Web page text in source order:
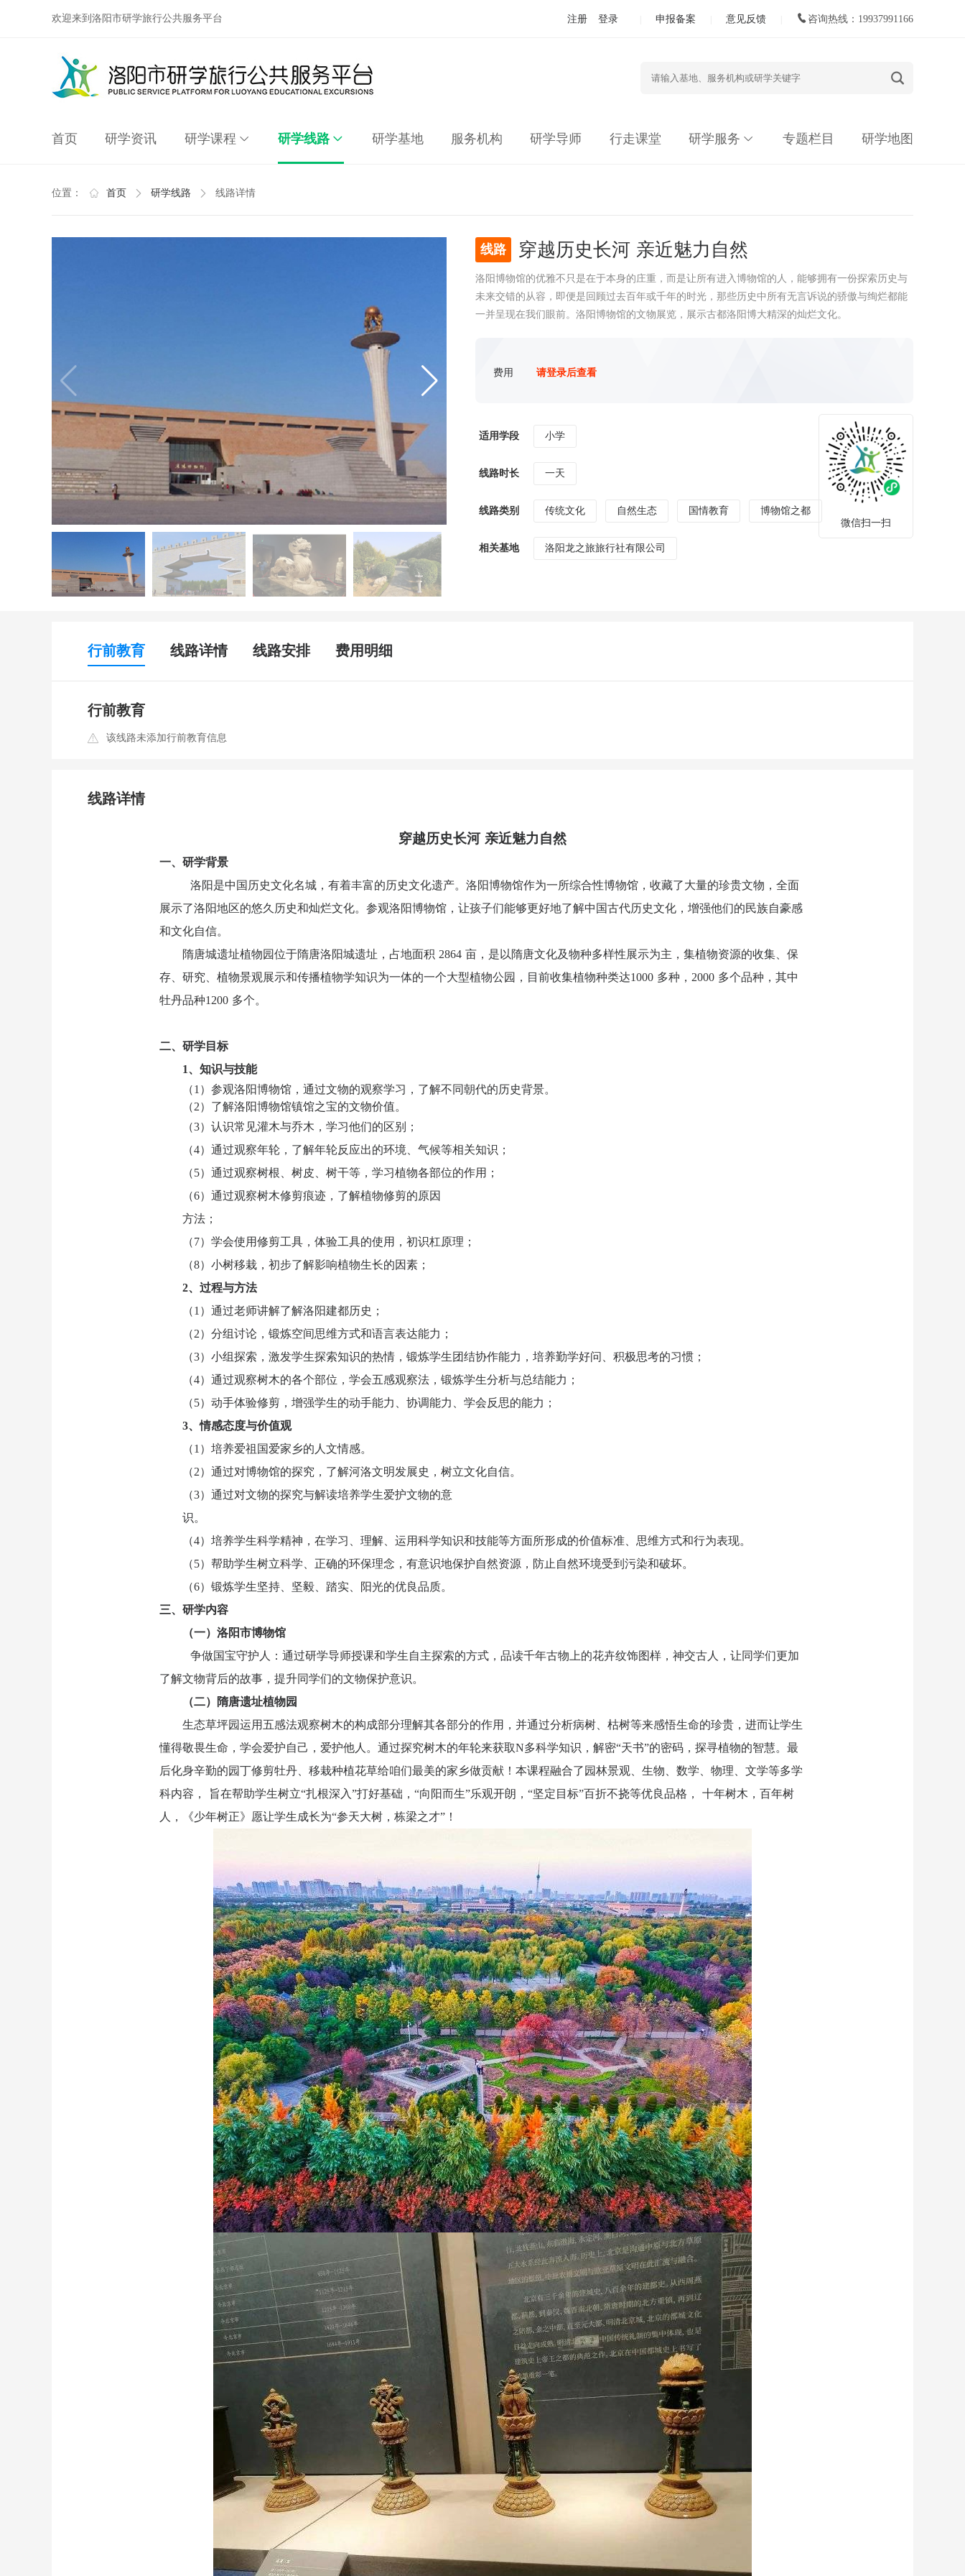
欢迎来到洛阳市研学旅行公共服务平台 注册 登录 申报备案 意见反馈 咨询热线：19937991166
首页 研学资讯 研学课程 研学线路 研学基地 服务机构 研学导师 行走课堂 研学服务 专题栏目 研学地图
位置： 首页 研学线路 线路详情
线路 穿越历史长河 亲近魅力自然
洛阳博物馆的优雅不只是在于本身的庄重，而是让所有进入博物馆的人，能够拥有一份探索历史与
未来交错的从容，即便是回顾过去百年或千年的时光，那些历史中所有无言诉说的骄傲与绚烂都能
一并呈现在我们眼前。洛阳博物馆的文物展览，展示古都洛阳博大精深的灿烂文化。
费用 请登录后查看
适用学段 小学
线路时长 一天
线路类别 传统文化 自然生态 国情教育 博物馆之都
相关基地 洛阳龙之旅旅行社有限公司
微信扫一扫
行前教育 线路详情 线路安排 费用明细
行前教育
该线路未添加行前教育信息
线路详情
穿越历史长河 亲近魅力自然
一、研学背景
洛阳是中国历史文化名城，有着丰富的历史文化遗产。洛阳博物馆作为一所综合性博物馆，收藏了大量的珍贵文物，全面
展示了洛阳地区的悠久历史和灿烂文化。参观洛阳博物馆，让孩子们能够更好地了解中国古代历史文化，增强他们的民族自豪感
和文化自信。
隋唐城遗址植物园位于隋唐洛阳城遗址，占地面积 2864 亩，是以隋唐文化及物种多样性展示为主，集植物资源的收集、保
存、研究、植物景观展示和传播植物学知识为一体的一个大型植物公园，目前收集植物种类达1000 多种，2000 多个品种，其中
牡丹品种1200 多个。
二、研学目标
1、 知识与技能
（1 ）参观洛阳博物馆，通过文物的观察学习，了解不同朝代的历史背景。
（2）了解洛阳博物馆镇馆之宝的文物价值。
（3）认识常见灌木与乔木，学习他们的区别；
（4）通过观察年轮，了解年轮反应出的环境、气候等相关知识；
（5）通过观察树根、树皮、树干等，学习植物各部位的作用；
（6）通过观察树木修剪痕迹，了解植物修剪的原因
方法；
（7）学会使用修剪工具，体验工具的使用，初识杠原理；
（8）小树移栽，初步了解影响植物生长的因素；
2、过程与方法
（1 ）通过老师讲解了解洛阳建都历史；
（2）分组讨论，锻炼空间思维方式和语言表达能力；
（3）小组探索，激发学生探索知识的热情，锻炼学生团结协作能力，培养勤学好问、积极思考的习惯；
（4）通过观察树木的各个部位，学会五感观察法，锻炼学生分析与总结能力；
（5）动手体验修剪，增强学生的动手能力、协调能力、学会反思的能力；
3、情感态度与价值观
（1 ）培养爱祖国爱家乡的人文情感。
（2）通过对博物馆的探究，了解河洛文明发展史，树立文化自信。
（3）通过对文物的探究与解读培养学生爱护文物的意
识。
（4）培养学生科学精神，在学习、理解、运用科学知识和技能等方面所形成的价值标准、思维方式和行为表现。
（5）帮助学生树立科学、正确的环保理念，有意识地保护自然资源，防止自然环境受到污染和破坏。
（6）锻炼学生坚持、坚毅、踏实、阳光的优良品质。
三、研学内容
（一）洛阳市博物馆
争做国宝守护人：通过研学导师授课和学生自主探索的方式，品读千年古物上的花卉纹饰图样，神交古人，让同学们更加
了解文物背后的故事，提升同学们的文物保护意识。
（二）隋唐遗址植物园
生态草坪园运用五感法观察树木的构成部分理解其各部分的作用，并通过分析病树、枯树等来感悟生命的珍贵，进而让学生
懂得敬畏生命，学会爱护自己，爱护他人。通过探究树木的年轮来获取N多科学知识，解密“天书”的密码，探寻植物的智慧。最
后化身辛勤的园丁修剪牡丹、移栽种植花草给咱们最美的家乡做贡献！本课程融合了园林景观、生物、数学、物理、文学等多学
科内容， 旨在帮助学生树立“扎根深入”打好基础，“向阳而生”乐观开朗，“坚定目标”百折不挠等优良品格， 十年树木，百年树
人，《少年树正》愿让学生成长为“参天大树，栋梁之才”！